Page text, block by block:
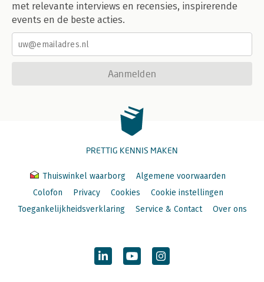
met relevante interviews en recensies, inspirerende
events en de beste acties.
Aanmelden
PRETTIG KENNIS MAKEN
Thuiswinkel waarborg
Algemene voorwaarden
Colofon
Privacy Cookies
Cookie instellingen
Toegankelijkheidsverklaring
Service & Contact Over ons